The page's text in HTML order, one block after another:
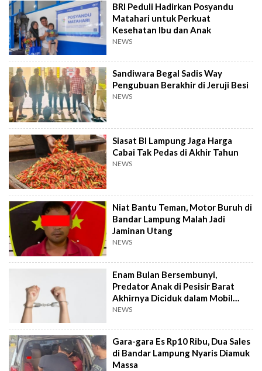
BRI Peduli Hadirkan Posyandu
Matahari untuk Perkuat
Kesehatan Ibu dan Anak
NEWS
Sandiwara Begal Sadis Way
Pengubuan Berakhir di Jeruji Besi
NEWS
Siasat BI Lampung Jaga Harga
Cabai Tak Pedas di Akhir Tahun
NEWS
Niat Bantu Teman, Motor Buruh di
Bandar Lampung Malah Jadi
Jaminan Utang
NEWS
Enam Bulan Bersembunyi,
Predator Anak di Pesisir Barat
Akhirnya Diciduk dalam Mobil
Travel
NEWS
Gara-gara Es Rp10 Ribu, Dua Sales
di Bandar Lampung Nyaris Diamuk
Massa